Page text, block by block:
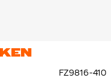
FZ9816-410